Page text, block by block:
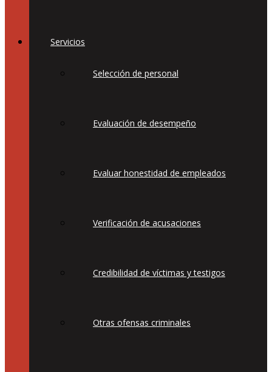
Servicios
Selección de personal
Evaluación de desempeño
Evaluar honestidad de empleados
Verificación de acusaciones
Credibilidad de víctimas y testigos
Otras ofensas criminales